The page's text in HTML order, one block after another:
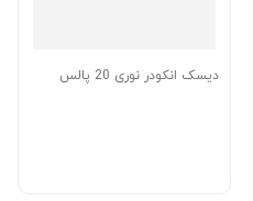
دیسک انکودر نوری 20 پالس